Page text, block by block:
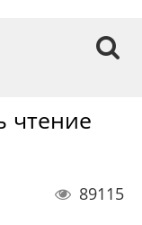
чтение
89115